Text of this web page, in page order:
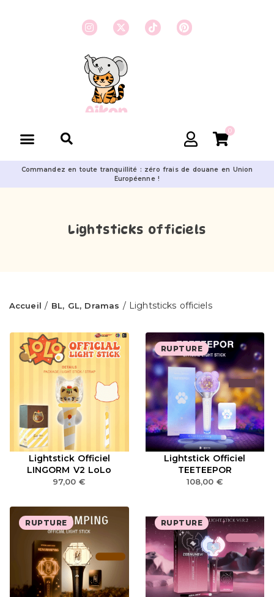
0
Commandez en toute tranquillité : zéro frais de douane en Union
Européenne !
Lightsticks officiels
Accueil / BL, GL, Dramas / Lightsticks officiels
Lightstick Officiel
LINGORM V2 LoLo
97,00€
RUPTURE
Lightstick Officiel
TEETEEPOR
108,00 €
RUPTURE RUPTURE